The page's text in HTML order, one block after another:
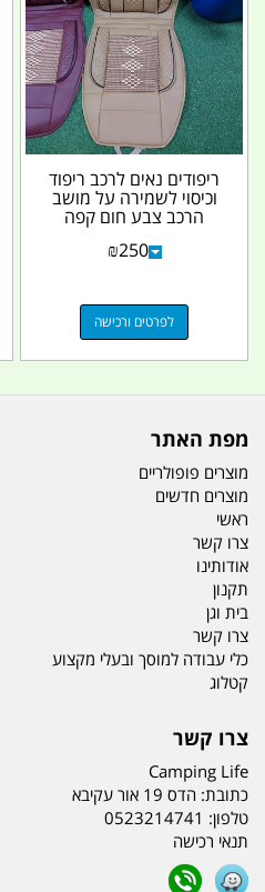
ריפודים נאים לרכב ריפוד
וכיסוי לשמירה על מושב
הרכב צבע חום קפה
₪250
לפרטים ורכישה
מפת האתר
מוצרים פופולריים
מוצרים חדשים
ראשי
צרו קשר
אודותינו
תקנון
בית וגן
צרו קשר
כלי עבודה למוסך ובעלי מקצוע
קטלוג
צרו קשר
Camping Life
כתובת: הדס 19 אור עקיבא
טלפון: 0523214741
תנאי רכישה